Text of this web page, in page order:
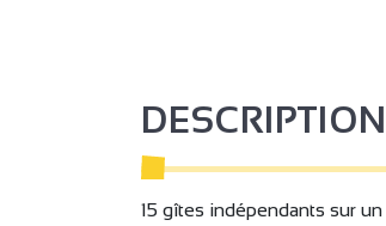
DESCRIPTION
15 gîtes indépendants sur